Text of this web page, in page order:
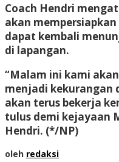
Coach Hendri
akan
dapat kembali
di lapangan.
“Malam ini kami
menjadi kekurangan
akan terus bekerja
tulus demi kejayaan
Hendri. (*/NP)
oleh redaksi